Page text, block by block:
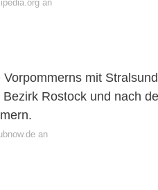
an
mit Stralsund
Rostock und nach
an